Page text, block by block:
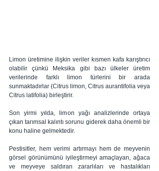
Limon üretimine ilişkin veriler kısmen kafa karıştırıcı
olabilir çünkü Meksika gibi bazı ülkeler üretim
verilerinde farklı limon türlerini bir arada
sunmaktadırlar (Citrus limon, Citrus aurantifolia veya
Citrus latifolia) birleştirir.
Son yirmi yılda, limon yağı analizlerinde ortaya
çıkan tarımsal kalıntı sorunu giderek daha önemli bir
konu haline gelmektedir.
Pestisitler, hem verimi artırmayı hem de meyvenin
görsel görünümünü iyileştirmeyi amaçlayan, ağaca
ve meyveye saldıran zararlıları ve hastalıkları